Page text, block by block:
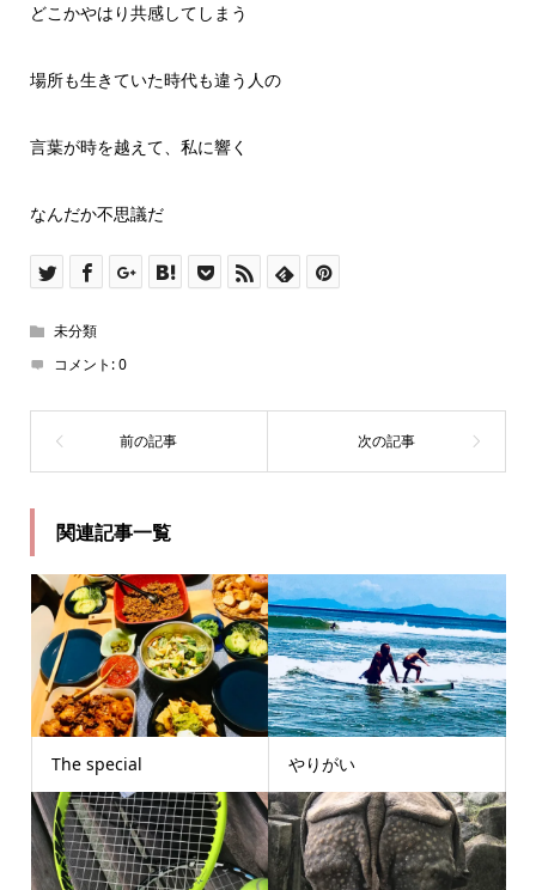
どこかやはり共感してしまう
場所も生きていた時代も違う人の
言葉が時を越えて、私に響く
なんだか不思議だ
未分類
コメント:0
関連記事一覧
The special やりがい